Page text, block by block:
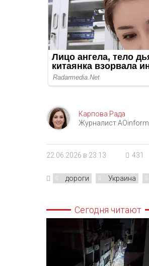
Карпова Рада
Журналист AOinform
22.06.2026 в 23:13 431
дороги Украина
Сегодня читают